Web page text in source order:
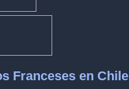
Franceses en Chile